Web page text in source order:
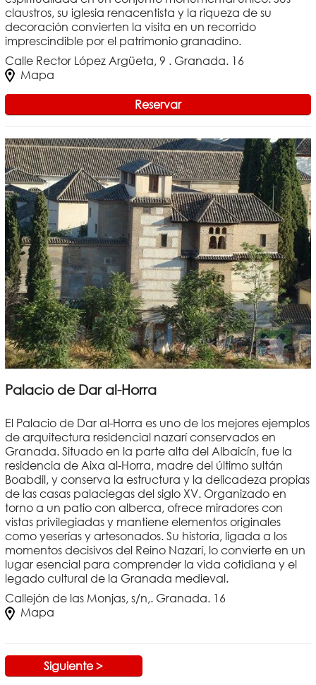
claustros, su iglesia renacentista y la riqueza de su
decoración convierten la visita en un recorrido
imprescindible por el patrimonio granadino.
Calle Rector López Argüeta, 9 . Granada. 16
Mapa
Reservar
Palacio de Dar al-Horra
El Palacio de Dar al-Horra es uno de los mejores ejemplos
de arquitectura residencial nazarí conservados en
Granada. Situado en la parte alta del Albaicín, fue la
residencia de Aixa al-Horra, madre del último sultán
Boabdil, y conserva la estructura y la delicadeza propias
de las casas palaciegas del siglo XV. Organizado en
torno a un patio con alberca, ofrece miradores con
vistas privilegiadas y mantiene elementos originales
como yeserías y artesonados. Su historia, ligada a los
momentos decisivos del Reino Nazarí, lo convierte en un
lugar esencial para comprender la vida cotidiana y el
legado cultural de la Granada medieval.
Callejón de las Monjas, s/n,. Granada. 16
Mapa
Siguiente >